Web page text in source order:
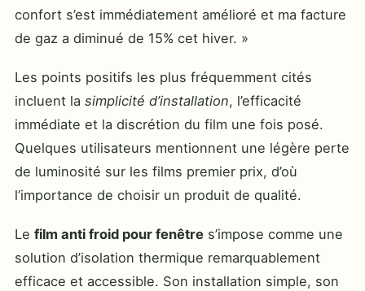
confort s’est immédiatement amélioré et ma facture
de gaz a diminué de 15% cet hiver. »
Les points positifs les plus fréquemment cités
incluent la simplicité d’installation, l’efficacité
immédiate et la discrétion du film une fois posé.
Quelques utilisateurs mentionnent une légère perte
de luminosité sur les films premier prix, d’où
l’importance de choisir un produit de qualité.
Le film anti froid pour fenêtre s’impose comme une
solution d’isolation thermique remarquablement
efficace et accessible. Son installation simple, son